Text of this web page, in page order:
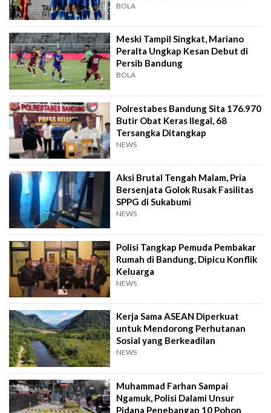
BOLA
Meski Tampil Singkat, Mariano
Peralta Ungkap Kesan Debut di
Persib Bandung
BOLA
Polrestabes Bandung Sita 176.970
Butir Obat Keras Ilegal, 68
Tersangka Ditangkap
NEWS
Aksi Brutal Tengah Malam, Pria
Bersenjata Golok Rusak Fasilitas
SPPG di Sukabumi
NEWS
Polisi Tangkap Pemuda Pembakar
Rumah di Bandung, Dipicu Konflik
Keluarga
NEWS
Kerja Sama ASEAN Diperkuat
untuk Mendorong Perhutanan
Sosial yang Berkeadilan
NEWS
Muhammad Farhan Sampai
Ngamuk, Polisi Dalami Unsur
Pidana Penebangan 10 Pohon